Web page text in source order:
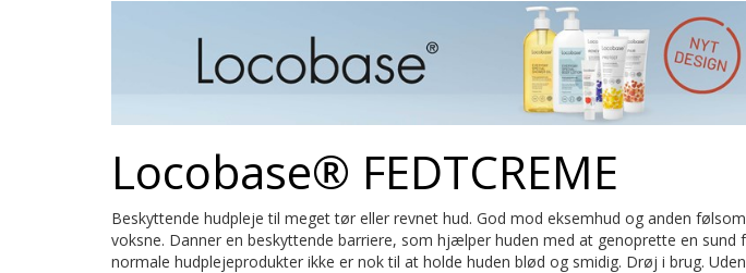
Locobase® FEDTCREME
Beskyttende hudpleje til meget tør eller revnet hud. God mod eksemhud og anden
voksne. Danner en beskyttende barriere, som hjælper huden med at genoprette en
normale hudplejeprodukter ikke er nok til at holde huden blød og smidig. Drøj i brug.